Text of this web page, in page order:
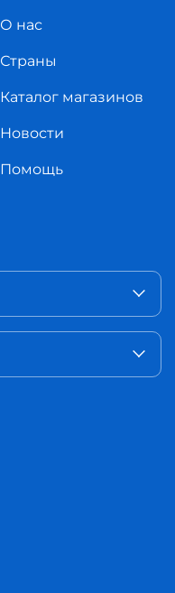
О нас
Страны
Каталог магазинов
Новости
Помощь